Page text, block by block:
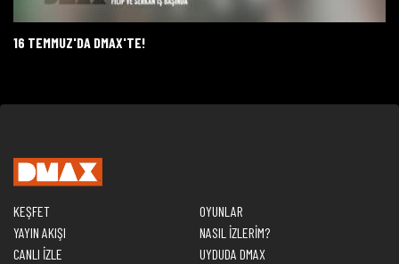
16 TEMMUZ'DA DMAX'TE!
KEŞFET
YAYIN AKIŞI
CANLI İZLE
OYUNLAR
NASIL İZLERİM?
UYDUDA DMAX